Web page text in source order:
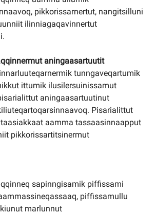
pikkorissarnertut, nangitsilluni
ilinniagaqavinnertut
aningaasartuutit
tunngaveqartumik
ittumik ilusilersuinissamut
aningaasartuutinut
Pisarialittut
aamma tassaasinnaapput
pikkorissartitsinermut
sapinngisamik piffissami
piffissamullu
marlunnut